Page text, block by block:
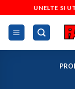
to
content
UNELTE SI